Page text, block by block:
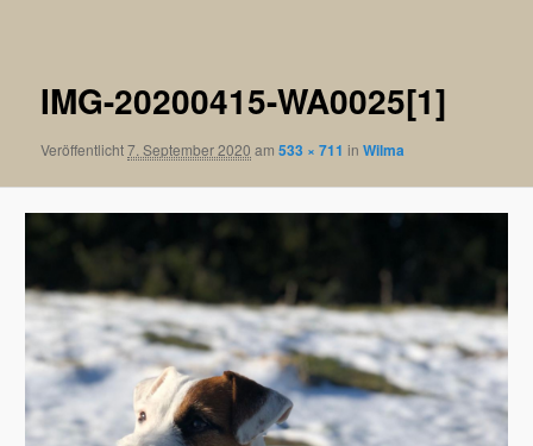
IMG-20200415-WA0025[1]
Veröffentlicht7. September 2020 am533 × 711 inWilma